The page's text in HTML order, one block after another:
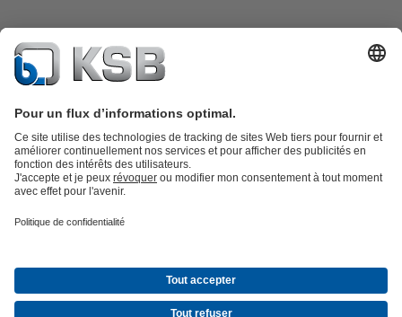
Catalogue produitsKSB SupremeServ : Pièces de rechange
Opportunités de carrière chez KSB
Media